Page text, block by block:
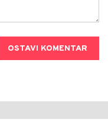
OSTAVI KOMENTAR